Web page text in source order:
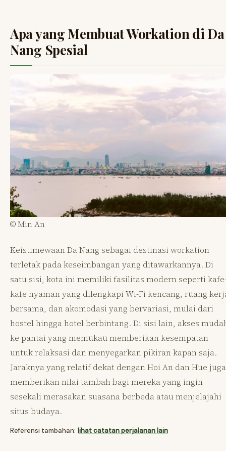
Apa yang Membuat Workation di Da
Nang Spesial
© Min An
Keistimewaan Da Nang sebagai destinasi workation
terletak pada keseimbangan yang ditawarkannya. Di
satu sisi, kota ini memiliki fasilitas modern seperti
kafe nyaman yang dilengkapi Wi-Fi kencang, ruang
bersama, dan akomodasi yang bervariasi, mulai dari
hostel hingga hotel berbintang. Di sisi lain, akses
ke pantai yang memukau memberikan kesempatan
untuk relaksasi dan menyegarkan pikiran kapan saja.
Jaraknya yang relatif dekat dengan Hoi An dan Hue juga
memberikan nilai tambah bagi mereka yang ingin
sesekali merasakan suasana berbeda atau menjelajahi
situs budaya.
Referensi tambahan: lihat catatan perjalanan lain